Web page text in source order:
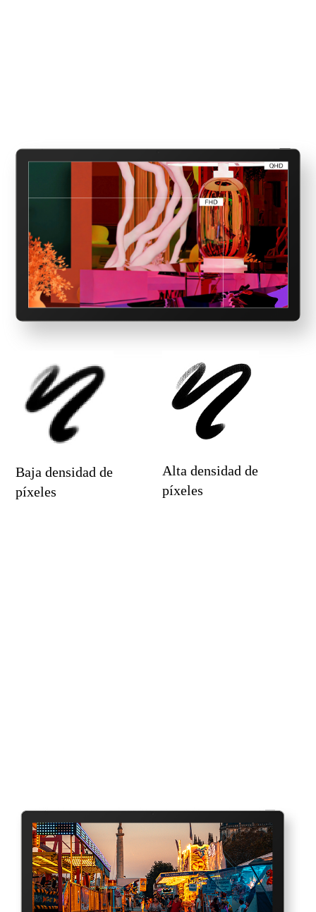
Baja densidad de
píxeles
Alta densidad de
píxeles